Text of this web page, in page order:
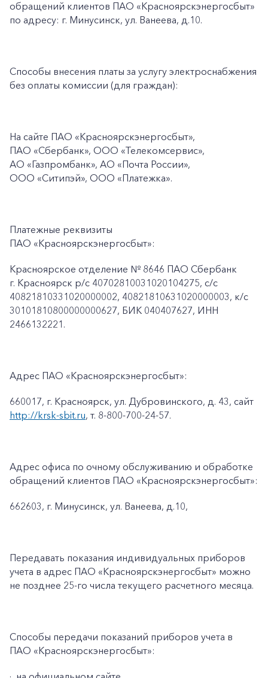
обращений клиентов ПАО «Красноярскэнергосбыт»
по адресу: г. Минусинск, ул. Ванеева, д.10.
Способы внесения платы за услугу электроснабжения
без оплаты комиссии (для граждан):
На сайте ПАО «Красноярскэнергосбыт»,
ПАО «Сбербанк», ООО «Телекомсервис»,
АО «Газпромбанк», АО «Почта России»,
ООО «Ситипэй», ООО «Платежка».
Платежные реквизиты
ПАО «Красноярскэнергосбыт»:
Красноярское отделение № 8646 ПАО Сбербанк
г. Красноярск p/c 40702810031020104275, с/с
40821810331020000002, 40821810631020000003, к/c
30101810800000000627, БИК 040407627, ИНН
2466132221.
Адрес ПАО «Красноярскэнергосбыт»:
660017, г. Красноярск, ул. Дубровинского, д. 43, сайт
http://krsk-sbit.ru, т. 8-800-700-24-57.
Адрес офиса по очному обслуживанию и обработке
обращений клиентов ПАО «Красноярскэнергосбыт»:
662603, г. Минусинск, ул. Ванеева, д.10,
Передавать показания индивидуальных приборов
учета в адрес ПАО «Красноярскэнергосбыт» можно
не позднее 25-го числа текущего расчетного месяца.
Способы передачи показаний приборов учета в
ПАО «Красноярскэнергосбыт»: